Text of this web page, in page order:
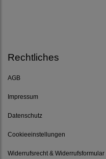
Rechtliches
AGB
Impressum
Datenschutz
Cookieeinstellungen
Widerrufsrecht & Widerrufsformular